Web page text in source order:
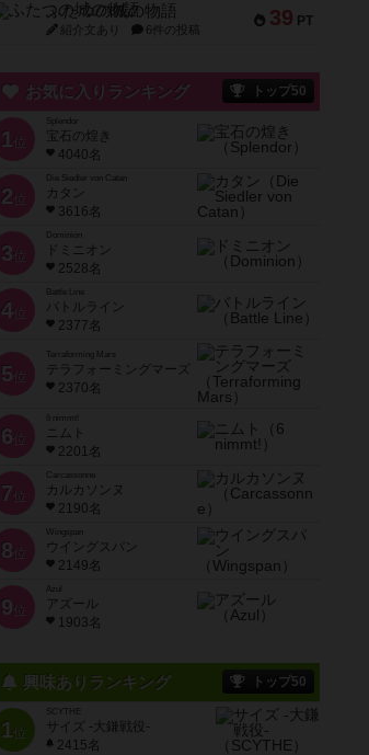
39 PT
ふたつの城の物語
紹介文あり 6件の投稿
お気に入りランキング トップ50
1 位
宝石の煌き
4040名
2 位
Die Siedler von Catan
カタン
3616名
3 位
ドミニオン
2528名
4位
Battle Line
バトルライン
2377名
5 位
Terraforming Mars
テラフォーミングマーズ
2370名
6 位
ニムト
2201名
7 位
Carcassonne
カルカソンヌ
2190名
8 位
Wingspan
ウイングスパン
2149名
9 位
Azul
アズール
1903名
興味ありランキング トップ50
1位
SCYTHE
サイズ -大鎌戦役-
2415名